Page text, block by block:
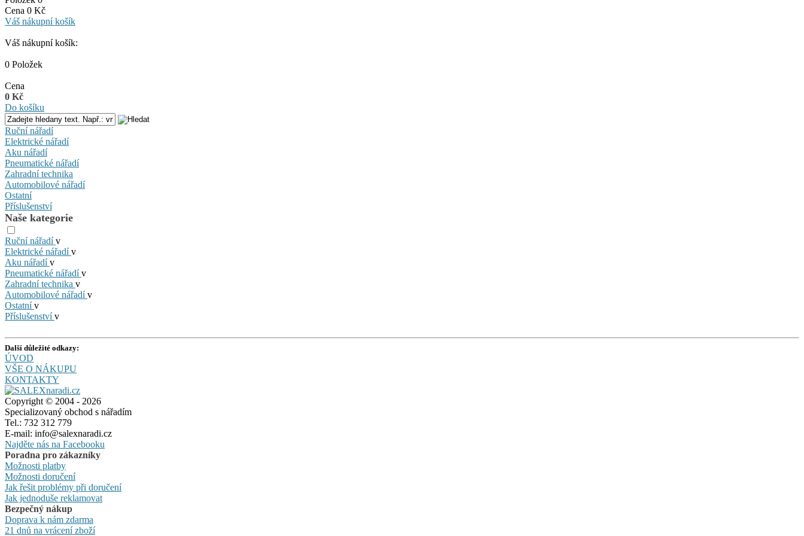
Cena 0 Kč
Váš nákupní košík
Váš nákupní košík:
0 Položek
Cena
0 Kč
Do košíku
Ruční nářadí
Elektrické nářadí
Aku nářadí
Pneumatické nářadí
Zahradní technika
Automobilové nářadí
Ostatní
Příslušenství
Naše kategorie
Ruční nářadív
Elektrické nářadív
Aku nářadív
Pneumatické nářadív
Zahradní technika v
Automobilové nářadív
Ostatnív
Příslušenstvív
Další důležité odkazy:
ÚVOD
VŠE O NÁKUPU
KONTAKTY
Copyright © 2004 - 2026
Specializovaný obchod s nářadím
Tel.: 732 312 779
E-mail: info@salexnaradi.cz
Najděte nás na Facebooku
Poradna pro zákazníky
Možnosti platby
Možnosti doručení
Jak řešit problémy při doručení
Jak jednoduše reklamovat
Bezpečný nákup
Doprava k nám zdarma
21 dnů na vrácení zboží